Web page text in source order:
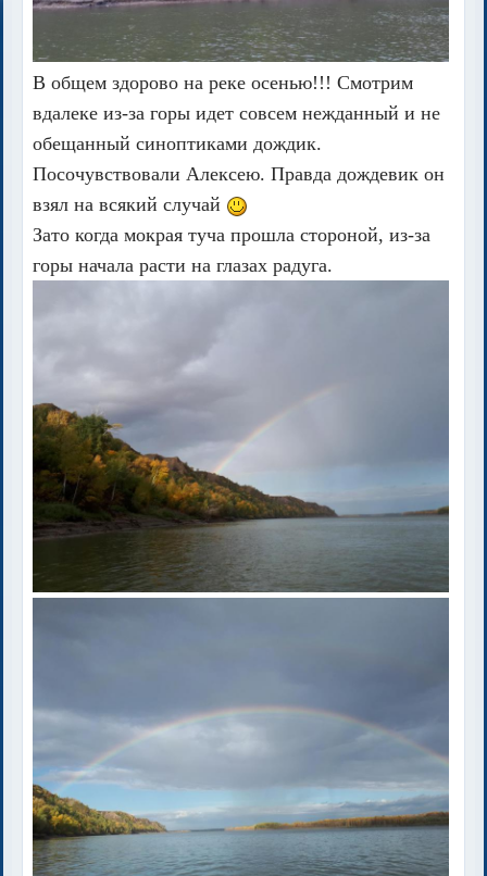
В общем здорово на реке осенью!!! Смотрим
вдалеке из-за горы идет совсем нежданный и не
обещанный синоптиками дождик.
Посочувствовали Алексею. Правда дождевик он
взял на всякий случай
Зато когда мокрая туча прошла стороной, из-за
горы начала расти на глазах радуга.